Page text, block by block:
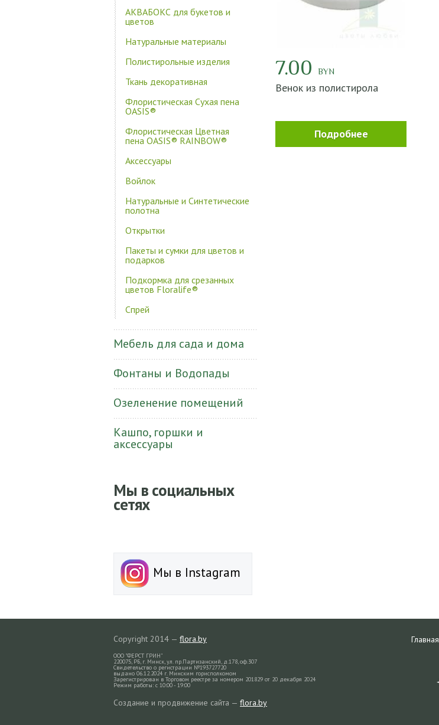
АКВАБОКС для букетов и
цветов
Натуральные материалы
Полистирольные изделия
Ткань декоративная
Флористическая Сухая пена
OASIS®
Флористическая Цветная
пена OASIS® RAINBOW®
Аксессуары
Войлок
Натуральные и Синтетические
полотна
Открытки
Пакеты и сумки для цветов и
подарков
Подкормка для срезанных
цветов Floralife®
Спрей
Мебель для сада и дома
Фонтаны и Водопады
Озеленение помещений
Кашпо, горшки и
аксессуары
Мы в социальных
сетях
Мы в Instagram
7.00BYN
Венок из полистирола
Подробнее
Copyright 2014 — flora.by
ООО "ФЕРСТ ГРИН"
220075, РБ, г. Минск, ул. пр.Партизанский, д.178, оф.307
Свидетельство о регистрации №193727720
выдано 06.12.2024 г. Минским горисполкомом
Зарегистрирован в Торговом реестре за номером 201829 от 20 декабря 2024
Режим работы: с 10:00 - 19:00
Создание и продвижение сайта — flora.by
Главная